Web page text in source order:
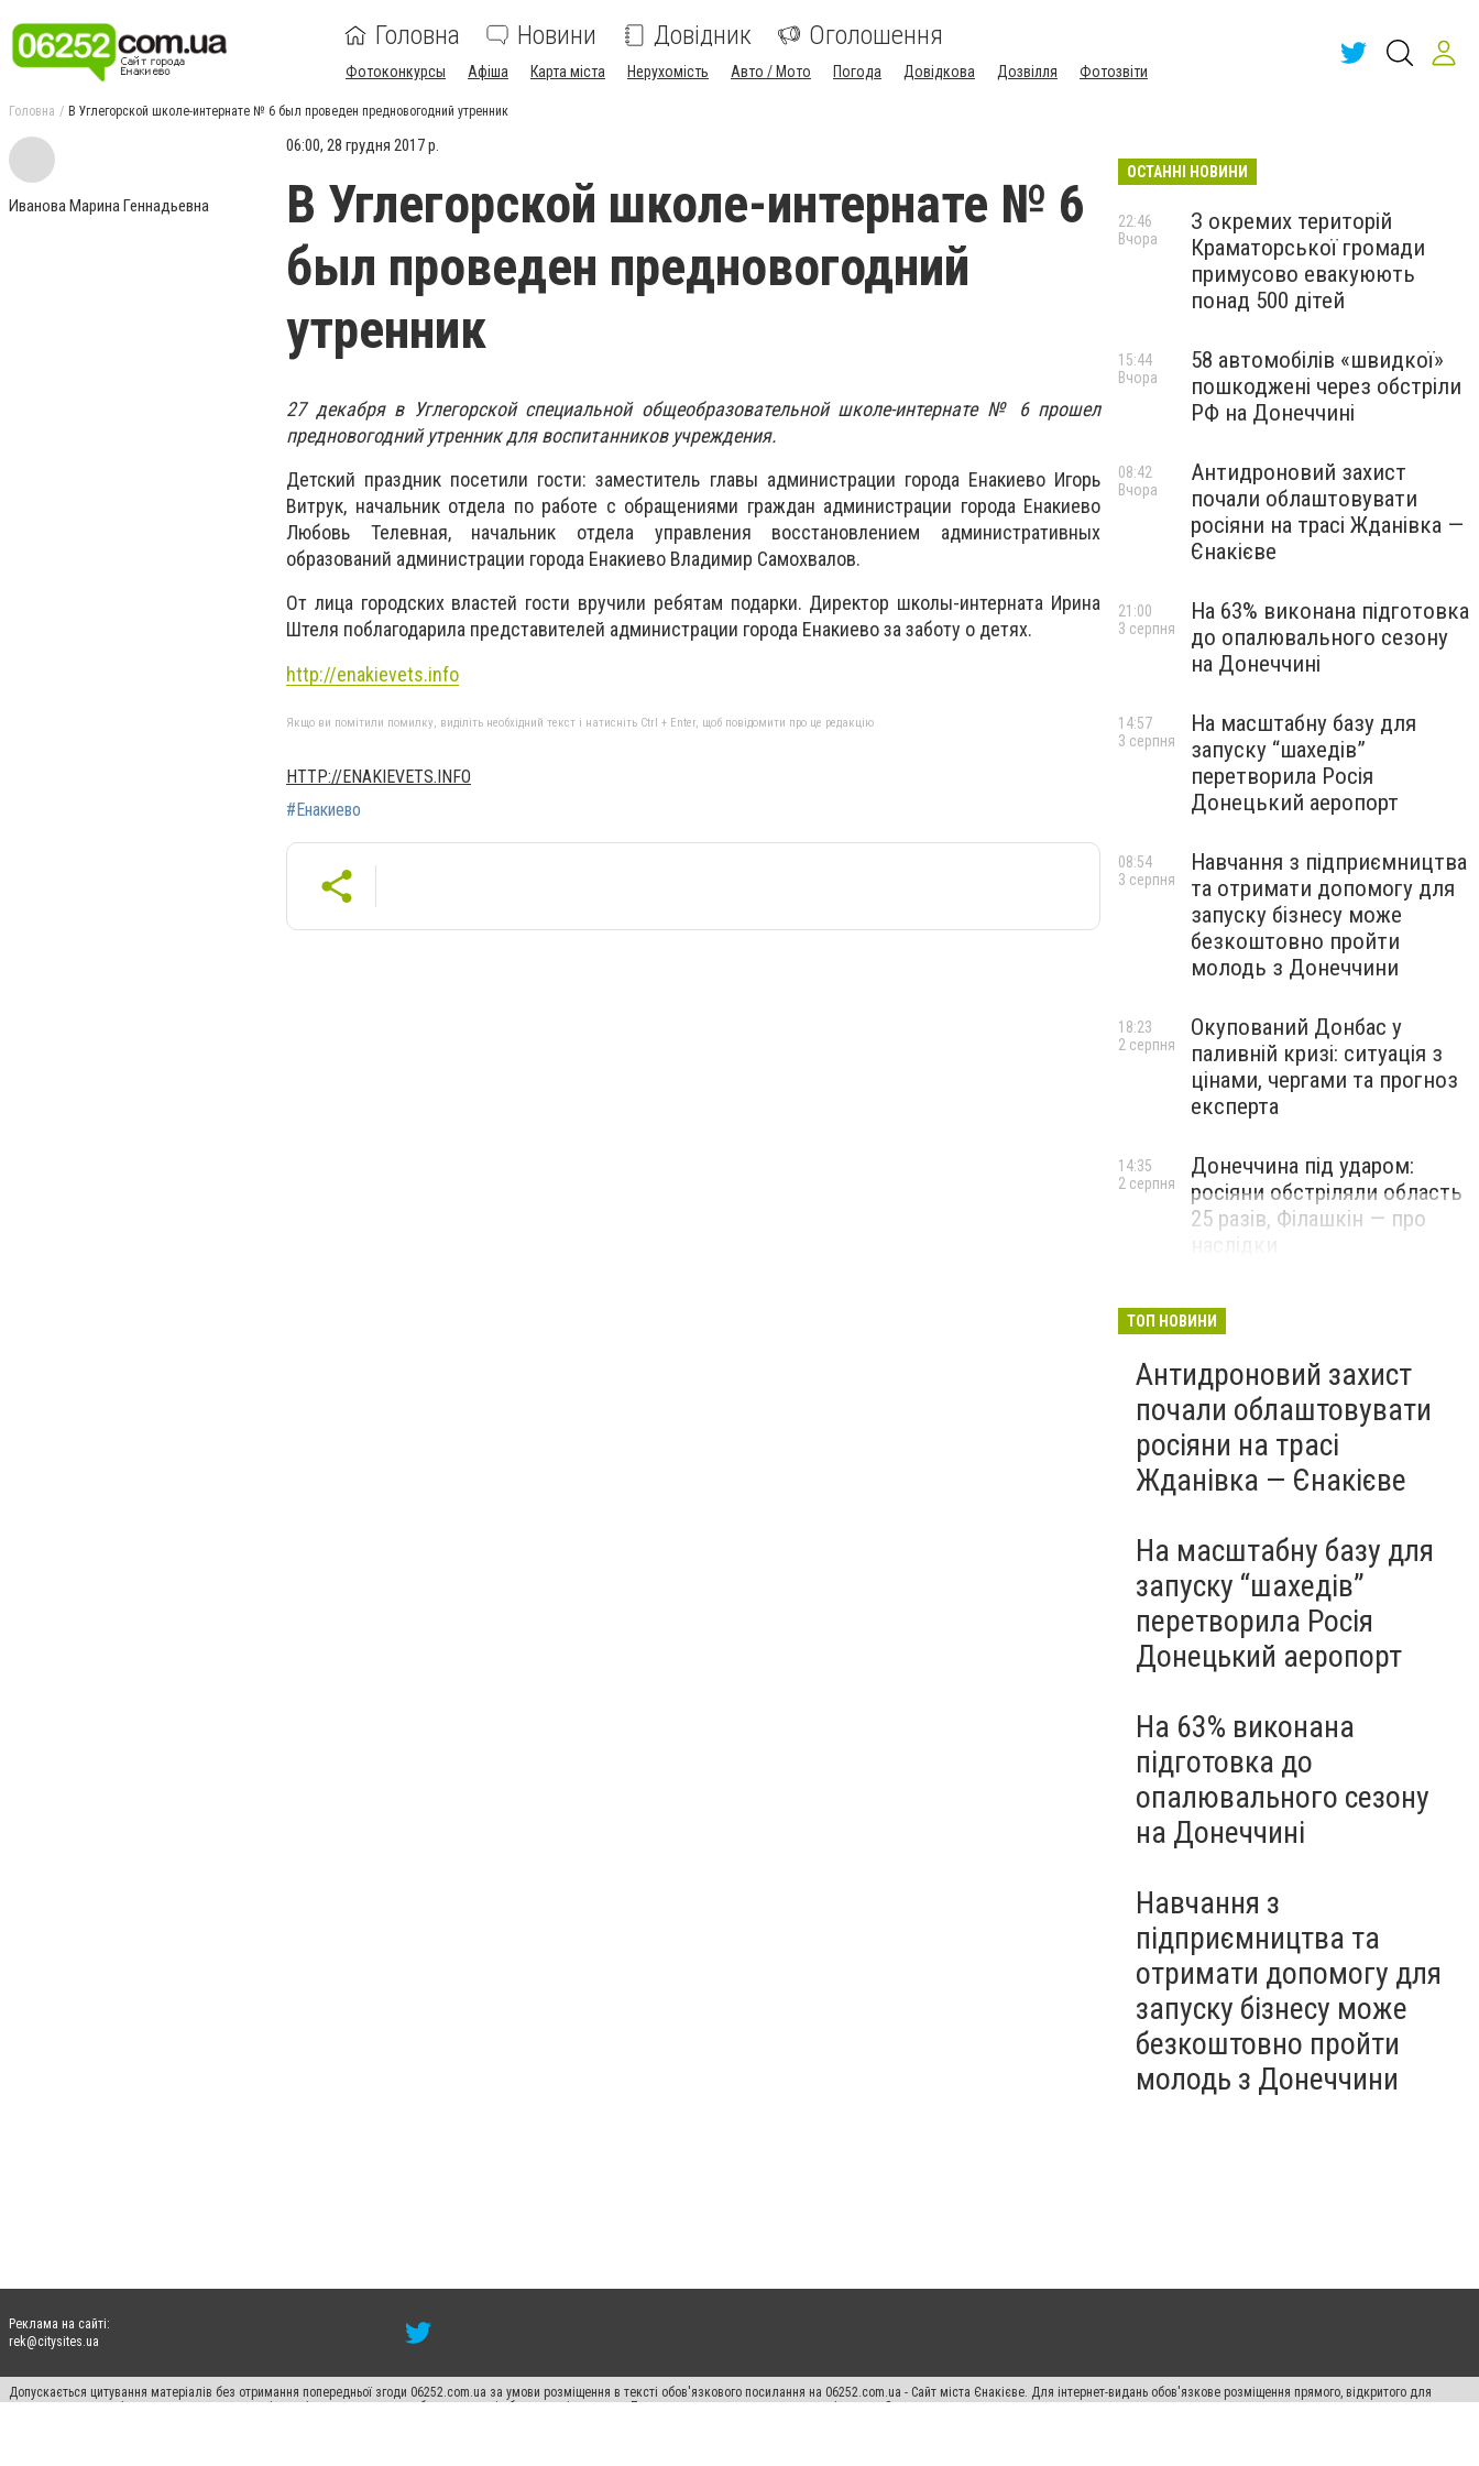
Головна Новини Довідник Оголошення
Фотоконкурсы Афіша Карта міста Нерухомість Авто / Мото Погода Довідкова Дозвілля Фотозвіти
Головна В Углегорской школе-интернате № 6 был проведен предновогодний утренник
Иванова Марина Геннадьевна
06:00, 28 грудня 2017 р.
В Углегорской школе-интернате № 6
был проведен предновогодний
утренник
27 декабря в Углегорской специальной общеобразовательной школе-интернате № 6 прошел
предновогодний утренник для воспитанников учреждения.
Детский праздник посетили гости: заместитель главы администрации города Енакиево Игорь
Витрук, начальник отдела по работе с обращениями граждан администрации города Енакиево
Любовь Телевная, начальник отдела управления восстановлением административных
образований администрации города Енакиево Владимир Самохвалов.
От лица городских властей гости вручили ребятам подарки. Директор школы-интерната Ирина
Штеля поблагодарила представителей администрации города Енакиево за заботу о детях.
http://enakievets.info
Якщо ви помітили помилку, виділіть необхідний текст і натисніть Ctrl + Enter, щоб повідомити про це редакцію
HTTP://ENAKIEVETS.INFO
#Енакиево
ОСТАННІ НОВИНИ
З окремих територій
Краматорської громади
примусово евакуюють
понад 500 дітей
22:46
Вчора
58 автомобілів «швидкої»
пошкоджені через обстріли
РФ на Донеччині
15:44
Вчора
Антидроновий захист
почали облаштовувати
росіяни на трасі Жданівка —
Єнакієве
08:42
Вчора
На 63% виконана підготовка
до опалювального сезону
на Донеччині
21:00
3 серпня
На масштабну базу для
запуску “шахедів”
перетворила Росія
Донецький аеропорт
14:57
3 серпня
Навчання з підприємництва
та отримати допомогу для
запуску бізнесу може
безкоштовно пройти
молодь з Донеччини
08:54
3 серпня
Окупований Донбас у
паливній кризі: ситуація з
цінами, чергами та прогноз
експерта
18:23
2 серпня
Донеччина під ударом:
росіяни обстріляли область
25 разів, Філашкін — про
14:35
2 серпня
ТОП НОВИНИ
Антидроновий захист
почали облаштовувати
росіяни на трасі
Жданівка — Єнакієве
На масштабну базу для
запуску “шахедів”
перетворила Росія
Донецький аеропорт
На 63% виконана
підготовка до
опалювального сезону
на Донеччині
Навчання з
підприємництва та
отримати допомогу для
запуску бізнесу може
безкоштовно пройти
молодь з Донеччини
Реклама на сайті:
rek@citysites.ua
Допускається цитування матеріалів без отримання попередньої згоди 06252.com.ua за умови розміщення в тексті обов'язкового посилання на 06252.com.ua - Сайт міста Єнакієве. Для інтернет-видань обов'язкове розміщення прямого, відкритого для
пошукових систем гіперпосилання на цитовані статті не нижче другого абзацу в тексті або в якості джерела. Порушення виняткових прав переслідується Законом.